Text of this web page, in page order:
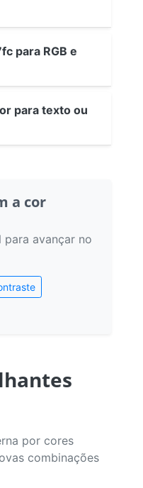
para RGB e
para texto ou
a cor
para avançar no
por cores
combinações